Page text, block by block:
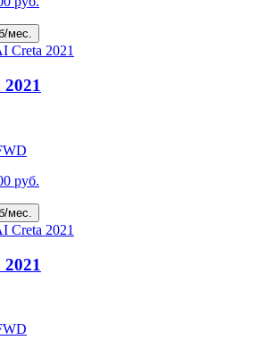
руб/мес.
руб.
руб/мес.